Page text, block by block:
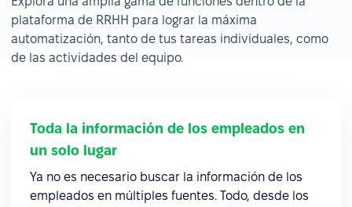
plataforma de RRHH para lograr la máxima
automatización, tanto de tus tareas individuales, como
de las actividades del equipo.
Toda la información de los empleados en
un solo lugar
Ya no es necesario buscar la información de los
empleados en múltiples fuentes. Todo, desde los